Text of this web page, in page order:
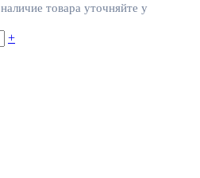
товара уточняйте у
+